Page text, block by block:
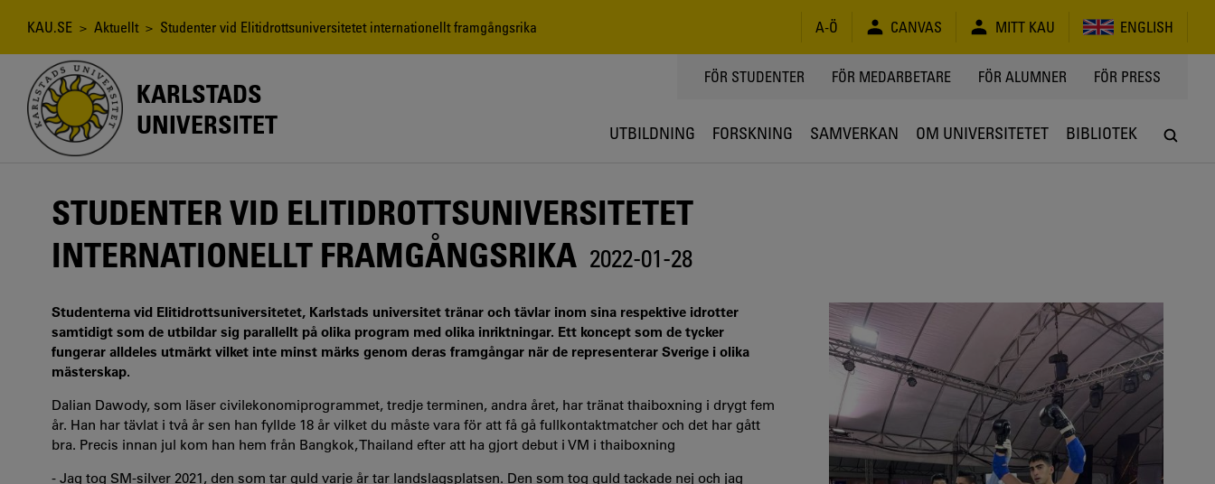
Länkstig
KAU.SE > Aktuellt > Studenter vid Elitidrottsuniversitetet internationellt framgångsrika A-Ö CANVAS MITT KAU ENGLISH
KARLSTADS
UNIVERSITET
TOPPMENY
FÖR STUDENTER FÖR MEDARBETARE FÖR ALUMNER FÖR PRESS
UTBILDNING FORSKNING SAMVERKAN OM UNIVERSITETET BIBLIOTEK
STUDENTER VID ELITIDROTTSUNIVERSITETET
INTERNATIONELLT FRAMGÅNGSRIKA 2022-01-28
Studenterna vid Elitidrottsuniversitetet, Karlstads universitet tränar och tävlar inom sina respektive idrotter
samtidigt som de utbildar sig parallellt på olika program med olika inriktningar. Ett koncept som de tycker
fungerar alldeles utmärkt vilket inte minst märks genom deras framgångar när de representerar Sverige i olika
mästerskap.
Dalian Dawody, som läser civilekonomiprogrammet, tredje terminen, andra året, har tränat thaiboxning i drygt fem
år. Han har tävlat i två år sen han fyllde 18 år vilket du måste vara för att få gå fullkontaktmatcher och det har gått
bra. Precis innan jul kom han hem från Bangkok, Thailand efter att ha gjort debut i VM i thaiboxning
- Jag tog SM-silver 2021, den som tar guld varje år tar landslagsplatsen. Den som tog guld tackade nej och jag